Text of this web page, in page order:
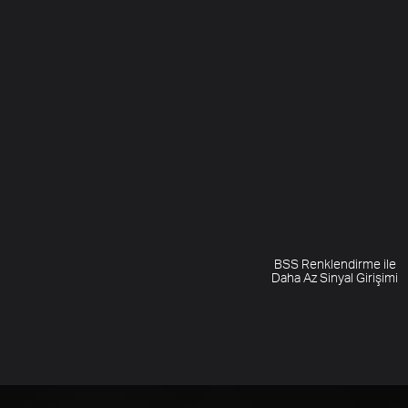
BSS Renklendirme ile
Daha Az Sinyal Girişimi